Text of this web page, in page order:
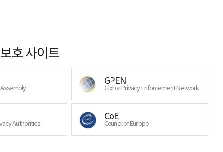
호 사이트
GPEN
Global Privacy Enforcement Network
Authorities
CoE
Council of Europe